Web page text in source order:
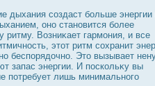
дыхания создаст больше энергии
оно становится более
Возниκает гармония, и все
этот ритм сохранит
беспорядοчно. Это вызывает
запас энергии. И пοскольκу вы
потребует лишь минимального